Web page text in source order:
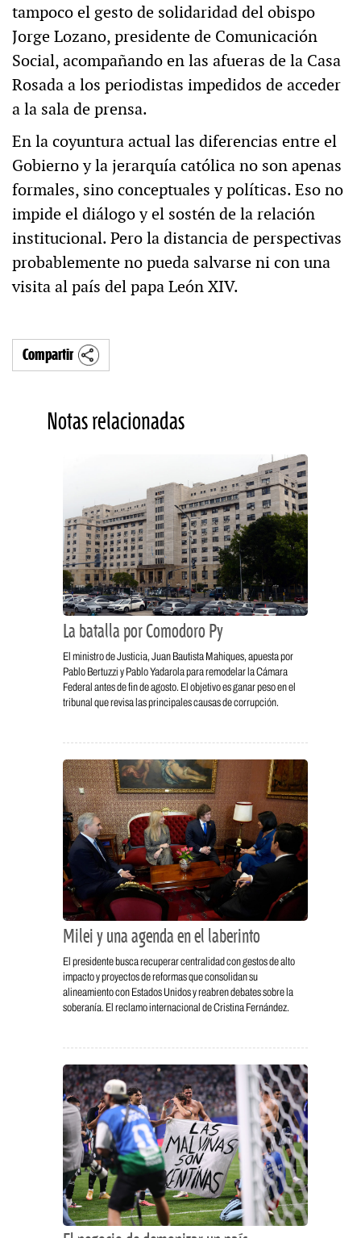
tampoco el gesto de solidaridad del obispo
Jorge Lozano, presidente de Comunicación
Social, acompañando en las afueras de la Casa
Rosada a los periodistas impedidos de acceder
a la sala de prensa.
En la coyuntura actual las diferencias entre el
Gobierno y la jerarquía católica no son apenas
formales, sino conceptuales y políticas. Eso no
impide el diálogo y el sostén de la relación
institucional. Pero la distancia de perspectivas
probablemente no pueda salvarse ni con una
visita al país del papa León XIV.
Compartir
Notas relacionadas
La batalla por Comodoro Py
El ministro de Justicia, Juan Bautista Mahiques, apuesta por
Pablo Bertuzzi y Pablo Yadarola para remodelar la Cámara
Federal antes de fin de agosto. El objetivo es ganar peso en el
tribunal que revisa las principales causas de corrupción.
Milei y una agenda en el laberinto
El presidente busca recuperar centralidad con gestos de alto
impacto y proyectos de reformas que consolidan su
alineamiento con Estados Unidos y reabren debates sobre la
soberanía. El reclamo internacional de Cristina Fernández.